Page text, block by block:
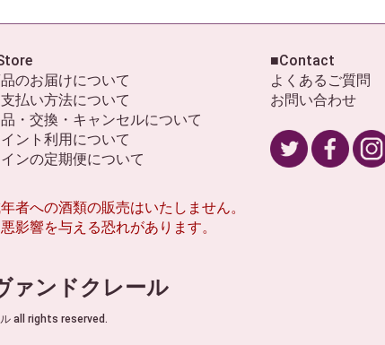
のお届けについて
払い方法について
・交換・キャンセルについて
ント利用について
ンの定期便について
■Contact
よくあるご質問
お問い合わせ
者への酒類の販売はいたしません。
影響を与える恐れがあります。
ァンドクレール
all rights reserved.